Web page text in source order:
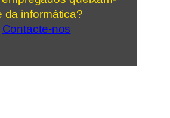
da informática?
Contacte-nos